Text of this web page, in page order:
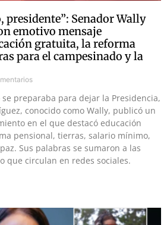
presidente”: Senador Wally
emotivo mensaje
gratuita, la reforma
para el campesinado y la
preparaba para dejar la Presidencia,
conocido como Wally, publicó un
en el que destacó educación
pensional, tierras, salario mínimo,
Sus palabras se sumaron a las
que circulan en redes sociales.